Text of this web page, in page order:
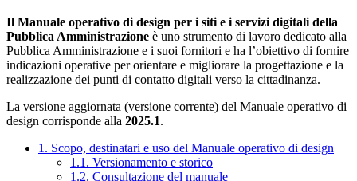
Il Manuale operativo di design per i siti e i servizi digitali della
Pubblica Amministrazione è uno strumento di lavoro dedicato alla
Pubblica Amministrazione e i suoi fornitori e ha l’obiettivo di fornire
indicazioni operative per orientare e migliorare la progettazione e la
realizzazione dei punti di contatto digitali verso la cittadinanza.
La versione aggiornata (versione corrente) del Manuale operativo di
design corrisponde alla 2025.1.
1. Scopo, destinatari e uso del Manuale operativo di design
1.1. Versionamento e storico
1.2. Consultazione del manuale